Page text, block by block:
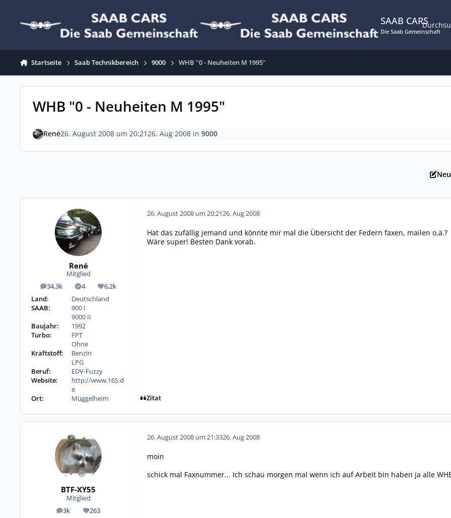
SAAB CARS
Die Saab Gemeinschaft
Startseite Saab Technikbereich 9000 WHB "0 - Neuheiten M 1995"
WHB "0 - Neuheiten M 1995"
René26. August 2008 um 20:2126. Aug 2008in 9000
René
Mitglied
34,3k
Beiträge 4
Lösungen6,2k
Reputation
Land:
Deutschland
SAAB:
900 I
9000 II
Baujahr:
1992
Turbo:
FPT
Ohne
Kraftstoff:
Benzin
LPG
Beruf:
EDV-Fuzzy
Website:
http://www.16S.d
e
Ort:
Müggelheim
26. August 2008 um 20:2126. Aug 2008
Hat das zufällig jemand und könnte mir mal die Übersicht der Federn faxen, mailen o.ä.?
Wäre super! Besten Dank vorab.
Zitat
BTF-XY55
Mitglied
3k
Beiträge 263
Reputation
26. August 2008 um 21:3326. Aug 2008
moin
schick mal Faxnummer... Ich schau morgen mal wenn ich auf Arbeit bin haben ja alle